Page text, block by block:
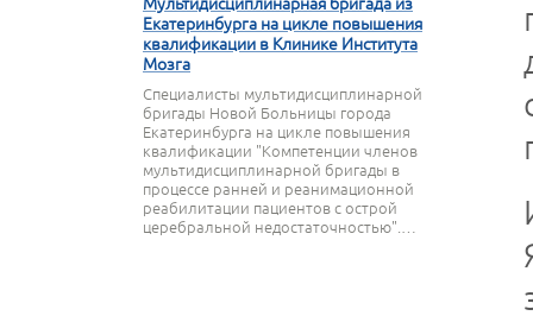
Мультидисциплинарная бригада из
Екатеринбурга на цикле повышения
квалификации в Клинике Института
Мозга
Специалисты мультидисциплинарной
бригады Новой Больницы города
Екатеринбурга на цикле повышения
квалификации "Компетенции членов
мультидисциплинарной бригады в
процессе ранней и реанимационной
реабилитации пациентов с острой
церебральной недостаточностью".…